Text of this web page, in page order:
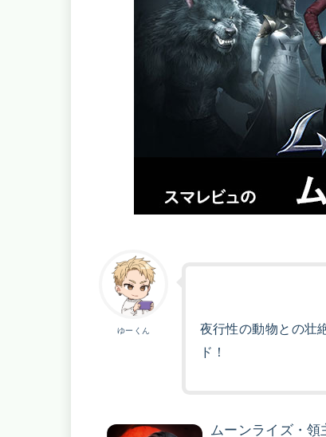
ゆーくん
夜行性の動物との壮
ド！
ムーンライズ・領